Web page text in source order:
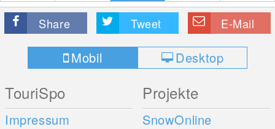
Share Tweet E-Mail
Mobil Desktop
TouriSpo
Impressum
Projekte
SnowOnline